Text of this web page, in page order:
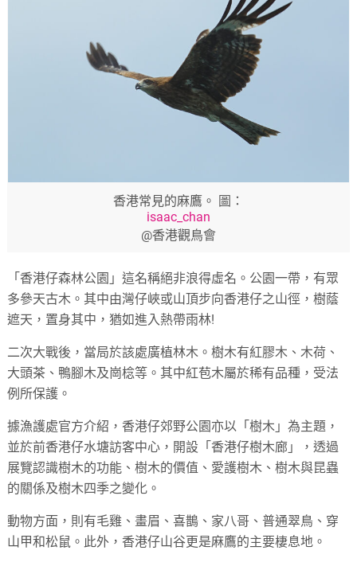
香港常見的麻鷹。 圖：
isaac_chan
@香港觀鳥會
「香港仔森林公園」這名稱絕非浪得虛名。公園一帶，有眾
多參天古木。其中由灣仔峽或山頂步向香港仔之山徑，樹蔭
遮天，置身其中，猶如進入熱帶雨林!
二次大戰後，當局於該處廣植林木。樹木有紅膠木、木荷、
大頭茶、鴨腳木及崗棯等。其中紅苞木屬於稀有品種，受法
例所保護。
據漁護處官方介紹，香港仔郊野公園亦以「樹木」為主題，
並於前香港仔水塘訪客中心，開設「香港仔樹木廊」，透過
展覽認識樹木的功能、樹木的價值、愛護樹木、樹木與昆蟲
的關係及樹木四季之變化。
動物方面，則有毛雞、畫眉、喜鵲、家八哥、普通翠鳥、穿
山甲和松鼠。此外，香港仔山谷更是麻鷹的主要棲息地。